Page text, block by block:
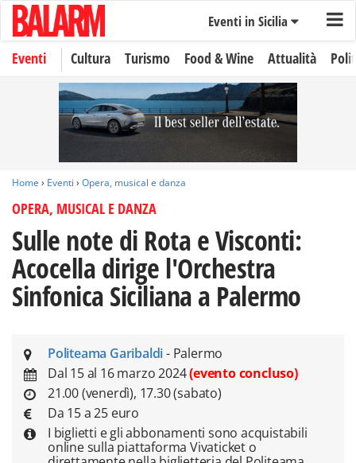
Eventi in Sicilia
Eventi Cultura Turismo Food & Wine Attualità
Home › Eventi › Opera, musical e danza
OPERA, MUSICAL E DANZA
Sulle note di Rota e Visconti:
Acocella dirige l'Orchestra
Sinfonica Siciliana a Palermo
Politeama Garibaldi- Palermo
Dal 15 al 16 marzo 2024(evento concluso)
21.00 (venerdì), 17.30 (sabato)
Da 15 a 25 euro
I biglietti e gli abbonamenti sono acquistabili
online sulla piattaforma Vivaticket o